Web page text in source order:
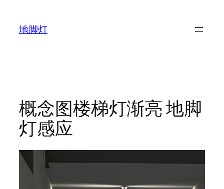
地脚灯
概念图楼梯灯渐亮 地脚
灯感应